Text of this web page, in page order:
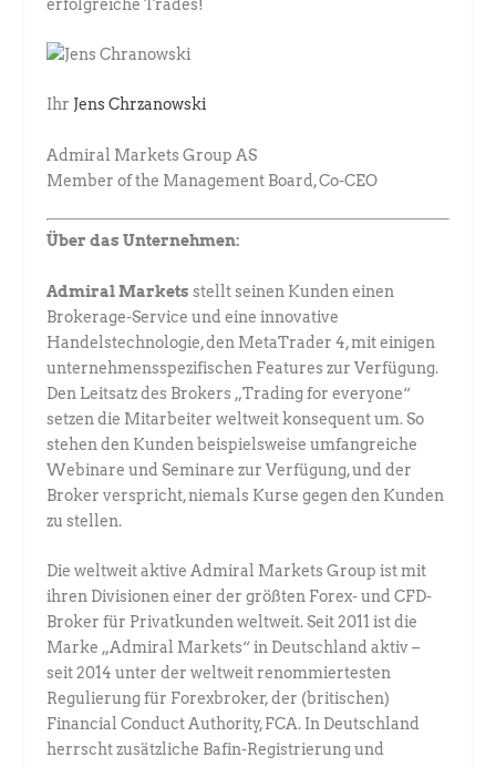
erfolgreiche Trades!
Ihr Jens Chrzanowski
Admiral Markets Group AS
Member of the Management Board, Co-CEO
Über das Unternehmen:
Admiral Markets stellt seinen Kunden einen
Brokerage-Service und eine innovative
Handelstechnologie, den MetaTrader 4, mit einigen
unternehmensspezifischen Features zur Verfügung.
Den Leitsatz des Brokers „Trading for everyone“
setzen die Mitarbeiter weltweit konsequent um. So
stehen den Kunden beispielsweise umfangreiche
Webinare und Seminare zur Verfügung, und der
Broker verspricht, niemals Kurse gegen den Kunden
zu stellen.
Die weltweit aktive Admiral Markets Group ist mit
ihren Divisionen einer der größten Forex- und CFD-
Broker für Privatkunden weltweit. Seit 2011 ist die
Marke „Admiral Markets“ in Deutschland aktiv –
seit 2014 unter der weltweit renommiertesten
Regulierung für Forexbroker, der (britischen)
Financial Conduct Authority, FCA. In Deutschland
herrscht zusätzliche Bafin-Registrierung und